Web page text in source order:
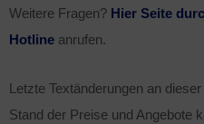
Weitere Fragen? Hier Seite
Hotline anrufen.
Letzte Textänderungen an
Stand der Preise und Angebote